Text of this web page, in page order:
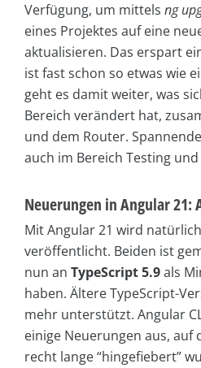
Verfügung, um mittels ng
eines Projektes auf eine
aktualisieren. Das erspart
ist fast schon so etwas wie
geht es damit weiter, was
Bereich verändert hat,
und dem Router.
auch im Bereich Testing und
Neuerungen in Angular 21:
Mit Angular 21 wird
veröffentlicht. Beiden ist
nun an TypeScript 5.9als
haben. Ältere TypeScript-
mehr unterstützt. Angular
einige Neuerungen aus, auf
recht lange “hingefiebert”